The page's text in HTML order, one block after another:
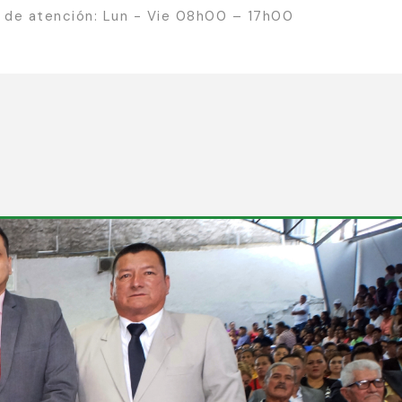
de atención: Lun - Vie 08h00 – 17h00